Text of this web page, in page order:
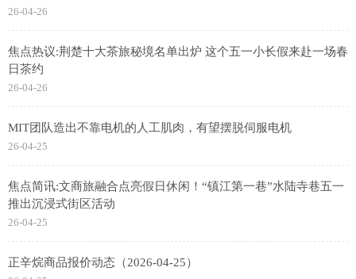
26-04-26
焦点热议:荆楚十大茶旅秘境名单出炉 这个五一小长假来赴一场春
日茶约
26-04-26
MIT团队造出不靠电机的人工肌肉，有望摆脱伺服电机
26-04-25
焦点简讯:文商旅融合点亮假日休闲！“镇江第一巷”水陆寺巷五一
推出沉浸式街区活动
26-04-25
正辛烷商品报价动态（2026-04-25）